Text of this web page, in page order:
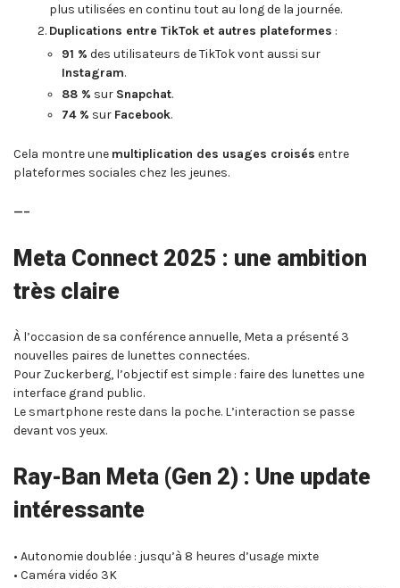
plus utilisées en continu tout au long de la journée.
Duplications entre TikTok et autres plateformes :
91 % des utilisateurs de TikTok vont aussi sur
Instagram.
88 % sur Snapchat.
74 % sur Facebook.
Cela montre une multiplication des usages croisés entre
plateformes sociales chez les jeunes.
—–
Meta Connect 2025 : une ambition
très claire
À l’occasion de sa conférence annuelle, Meta a présenté 3
nouvelles paires de lunettes connectées.
Pour Zuckerberg, l’objectif est simple : faire des lunettes une
interface grand public.
Le smartphone reste dans la poche. L’interaction se passe
devant vos yeux.
Ray-Ban Meta (Gen 2) : Une update
intéressante
• Autonomie doublée : jusqu’à 8 heures d’usage mixte
• Caméra vidéo 3K